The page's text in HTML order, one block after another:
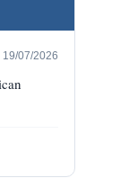
19/07/2026